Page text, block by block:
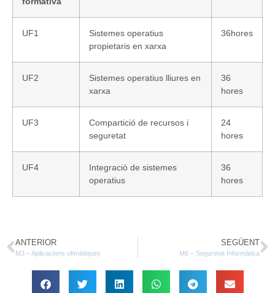
UF1
Sistemes operatius
propietaris en xarxa
36hores
UF2
Sistemes operatius lliures en
xarxa
36
hores
UF3
Compartició de recursos i
seguretat
24
hores
UF4
Integració de sistemes
operatius
36
hores
ANTERIOR
M3 – Aplicacions ofimàtiques
SEGÜENT
M6 – Seguretat Informàtica